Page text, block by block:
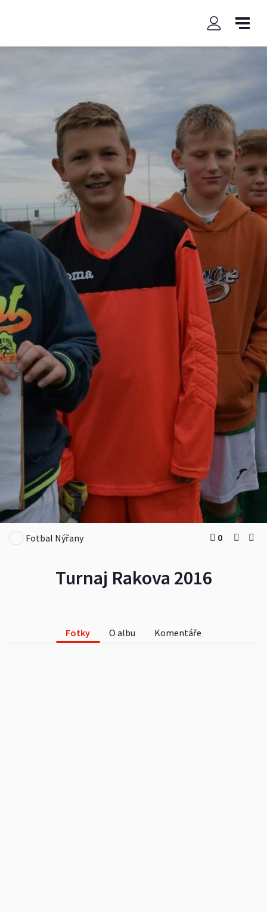
Turnaj Rakova 2016
Fotbal Nýřany 0
Fotky O albu Komentáře